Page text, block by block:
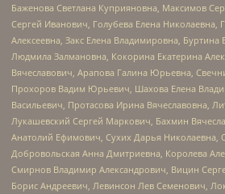
Баженова Светлана Куприяновна, Максимов
Сергей Иванович, Голубева Елена Николаевна,
Алексеевна, Закс Елена Владимировна,
Людмила Залмановна, Кокорина Екатерина
Вячеславович, Арапова Галина Юрьевна,
Прохоров Вадим Юрьевич, Шахова Елена
Васильевич, Протасова Ирина Вячеславовна,
Лукашевский Сергей Маркович, Бахмин
Анатолий Ефимович, Сухих Дарья Николаевна,
Добровольская Анна Дмитриевна, Королева
Смирнов Владимир Александрович, Вицин
Борис Андреевич, Левинсон Лев Семенович,